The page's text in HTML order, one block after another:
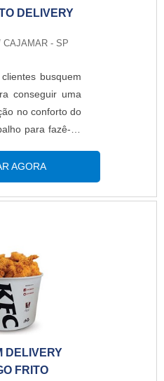
DELIVERY
CAJAMAR - SP
busquem
conseguir uma
no conforto do
para fazê-la.
restaurantes
para
de qualidade,
PRINCIPAIS
DO
composta
para
com papel
AGORA
DELIVERY
FRITO